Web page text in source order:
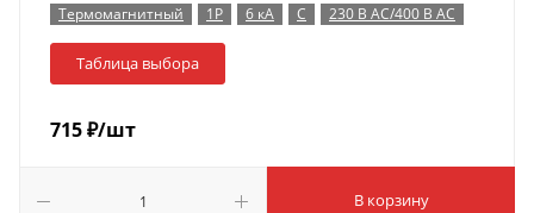
Термомагнитный
1P 6 кА C 230 В AC/400 В AC
Таблица выбора
715₽/шт
В корзину